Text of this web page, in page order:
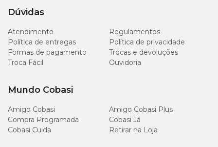
Dúvidas
Atendimento
Regulamentos
Política de entregas
Política de privacidade
Formas de pagamento
Trocas e devoluções
Troca Fácil
Ouvidoria
Mundo Cobasi
Amigo Cobasi
Amigo Cobasi Plus
Compra Programada
Cobasi Já
Cobasi Cuida
Retirar na Loja